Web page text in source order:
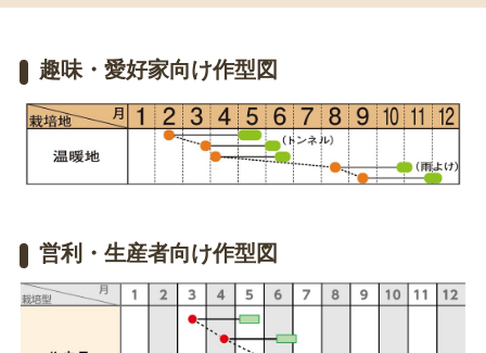
趣味・愛好家向け作型図
営利・生産者向け作型図